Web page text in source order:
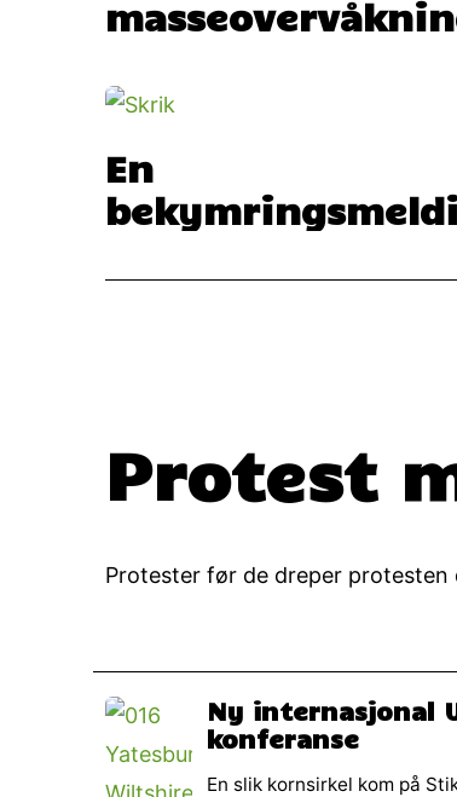
En
Protest
Protester før de dreper protesten
Ny internasjonal
konferanse
En slik kornsirkel kom på